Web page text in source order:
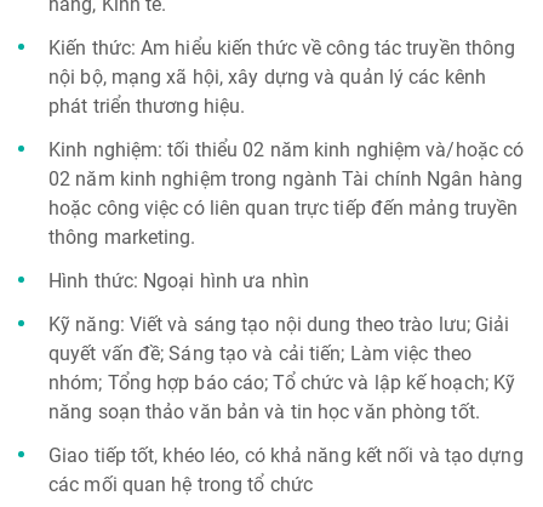
Kiến thức: Am hiểu kiến thức về công tác truyền thông
nội bộ, mạng xã hội, xây dựng và quản lý các kênh
phát triển thương hiệu.
Kinh nghiệm: tối thiểu 02 năm kinh nghiệm và/hoặc có
02 năm kinh nghiệm trong ngành Tài chính Ngân hàng
hoặc công việc có liên quan trực tiếp đến mảng truyền
thông marketing.
Hình thức: Ngoại hình ưa nhìn
Kỹ năng: Viết và sáng tạo nội dung theo trào lưu; Giải
quyết vấn đề; Sáng tạo và cải tiến; Làm việc theo
nhóm; Tổng hợp báo cáo; Tổ chức và lập kế hoạch; Kỹ
năng soạn thảo văn bản và tin học văn phòng tốt.
Giao tiếp tốt, khéo léo, có khả năng kết nối và tạo dựng
các mối quan hệ trong tổ chức